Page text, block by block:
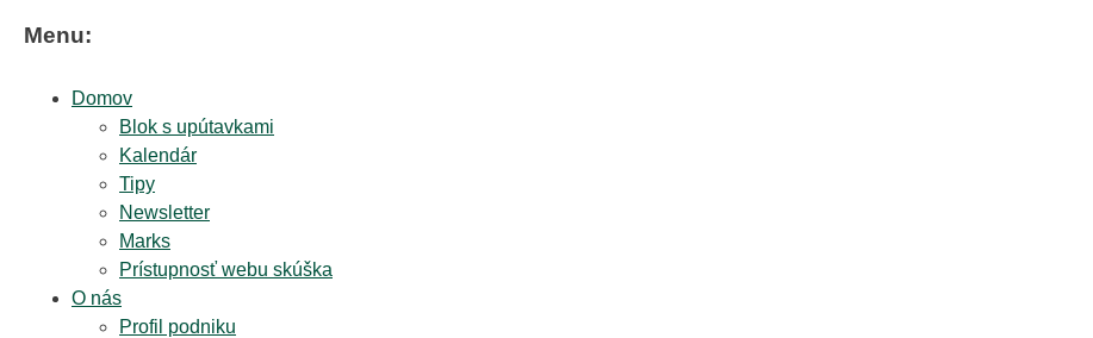
Menu:
Domov
Blok s upútavkami
Kalendár
Tipy
Newsletter
Marks
Prístupnosť webu skúška
O nás
Profil podniku